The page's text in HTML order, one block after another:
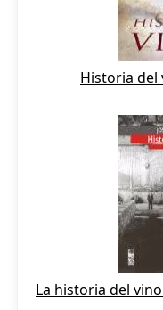
Historia del
La historia del